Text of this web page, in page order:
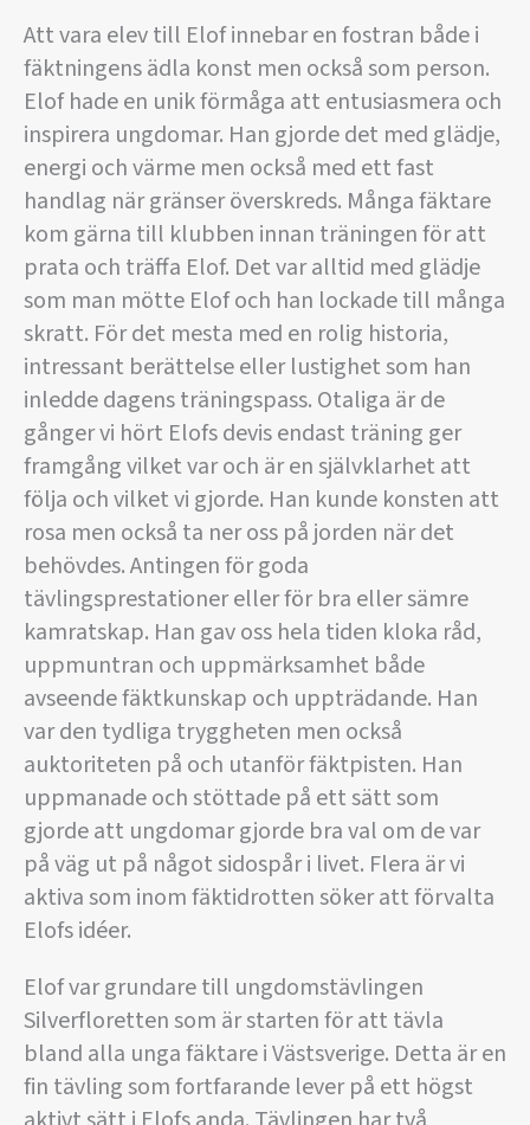
Att vara elev till Elof innebar en fostran både i
fäktningens ädla konst men också som person.
Elof hade en unik förmåga att entusiasmera och
inspirera ungdomar. Han gjorde det med glädje,
energi och värme men också med ett fast
handlag när gränser överskreds. Många fäktare
kom gärna till klubben innan träningen för att
prata och träffa Elof. Det var alltid med glädje
som man mötte Elof och han lockade till många
skratt. För det mesta med en rolig historia,
intressant berättelse eller lustighet som han
inledde dagens träningspass. Otaliga är de
gånger vi hört Elofs devis endast träning ger
framgång vilket var och är en självklarhet att
följa och vilket vi gjorde. Han kunde konsten att
rosa men också ta ner oss på jorden när det
behövdes. Antingen för goda
tävlingsprestationer eller för bra eller sämre
kamratskap. Han gav oss hela tiden kloka råd,
uppmuntran och uppmärksamhet både
avseende fäktkunskap och uppträdande. Han
var den tydliga tryggheten men också
auktoriteten på och utanför fäktpisten. Han
uppmanade och stöttade på ett sätt som
gjorde att ungdomar gjorde bra val om de var
på väg ut på något sidospår i livet. Flera är vi
aktiva som inom fäktidrotten söker att förvalta
Elofs idéer.
Elof var grundare till ungdomstävlingen
Silverfloretten som är starten för att tävla
bland alla unga fäktare i Västsverige. Detta är en
fin tävling som fortfarande lever på ett högst